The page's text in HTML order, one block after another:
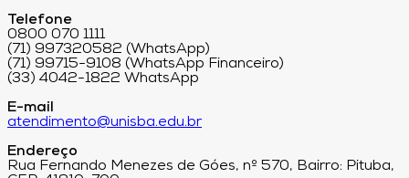
Telefone
0800 070 1111
(71) 997320582 (WhatsApp)
(71) 99715-9108 (WhatsApp Financeiro)
(33) 4042-1822 WhatsApp
E-mail
atendimento@unisba.edu.br
Endereço
Rua Fernando Menezes de Góes, nº 570, Bairro: Pituba,